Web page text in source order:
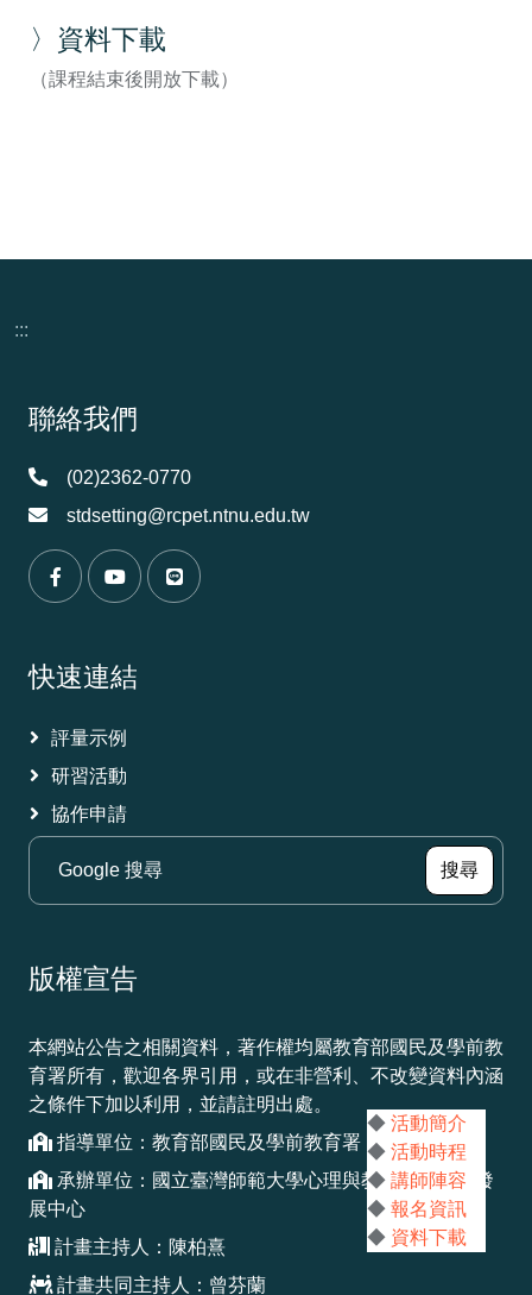
〉資料下載
（課程結束後開放下載）
◆ 活動簡介
◆ 活動時程
◆ 講師陣容
◆ 報名資訊
◆ 資料下載
:::
頁尾資訊
聯絡我們
(02)2362-0770
stdsetting@rcpet.ntnu.edu.tw
（另開新視窗）
（另開新視窗）（另開新視窗）
快速連結
評量示例
研習活動
協作申請
搜尋（另
版權宣告
本網站公告之相關資料，著作權均屬教育部國民及學前教
育署所有，歡迎各界引用，或在非營利、不改變資料內涵
之條件下加以利用，並請註明出處。
指導單位：教育部國民及學前教育署
承辦單位：國立臺灣師範大學心理與教育測驗研究發
展中心
計畫主持人：陳柏熹
計畫共同主持人：曾芬蘭